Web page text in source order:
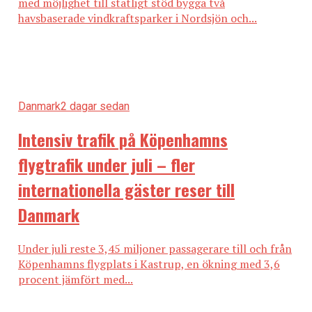
News Øresund.
– Det har gått hyggligt. Danskarna har stannat hemma
och endagsresande. Och sedan har ju stugägarna
använt sina sommarstugor mycket, och de har
shoppat och ätit här, säger hon till News Øresund.
havsbaserade vindkraftsparker i Nordsjön och...
Danmark2 dagar sedan
Intensiv trafik på Köpenhamns
flygtrafik under juli – fler
internationella gäster reser till
Danmark
Under juli reste 3,45 miljoner passagerare till och från
Köpenhamns flygplats i Kastrup, en ökning med 3,6
procent jämfört med...